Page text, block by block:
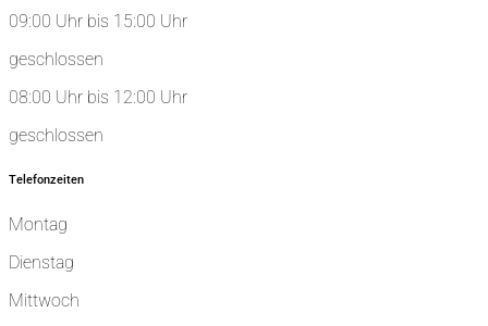
09:00 Uhr bis 15:00 Uhr
geschlossen
08:00 Uhr bis 12:00 Uhr
geschlossen
Telefonzeiten
Montag
Dienstag
Mittwoch